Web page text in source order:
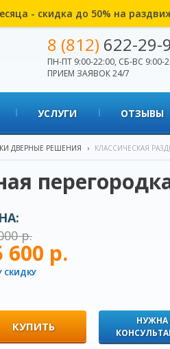
- скидка до 50% на
8 (812) 622-29-
ПН-ПТ 9:00-22:00, СБ-ВС 9:00-
ПРИЕМ ЗАЯВОК 24/7
УСЛУГИ ОТЗЫВЫ
ДВЕРНЫЕ РЕШЕНИЯ › КЛАССИЧЕСКАЯ
р.
600 р.
СКИДКУ
КУПИТЬ
НУЖНА